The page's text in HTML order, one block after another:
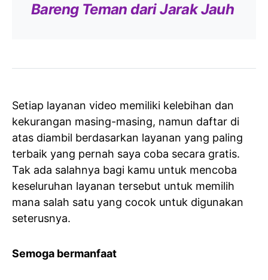
Bareng Teman dari Jarak Jauh
Setiap layanan video memiliki kelebihan dan
kekurangan masing-masing, namun daftar di
atas diambil berdasarkan layanan yang paling
terbaik yang pernah saya coba secara gratis.
Tak ada salahnya bagi kamu untuk mencoba
keseluruhan layanan tersebut untuk memilih
mana salah satu yang cocok untuk digunakan
seterusnya.
Semoga bermanfaat